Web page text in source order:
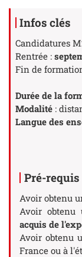
Infos clés
Candidatures
Rentrée :
Fin de
Durée de la
Modalité :
Langue des
Pré-requis
Avoir obtenu
Avoir obtenu
acquis de
Avoir obtenu
France ou à